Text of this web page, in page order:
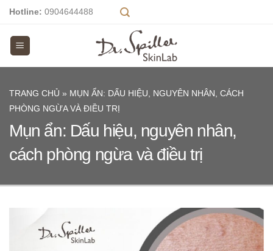
Skip
content
Hotline: 0904644488
TRANG CHỦ » MỤN ẨN: DẤU HIỆU, NGUYÊN NHÂN, CÁCH
PHÒNG NGỪA VÀ ĐIỀU TRỊ
Mụn ẩn: Dấu hiệu, nguyên nhân,
cách phòng ngừa và điều trị